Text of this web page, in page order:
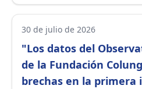
30 de julio de 2026
"Los datos del
de la Fundación
brechas en la primera